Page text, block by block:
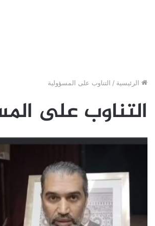
الرئيسية / التناوب على المسؤولية
التناوب على